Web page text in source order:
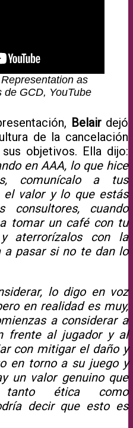
as
de GCD, YouTube
Belairdejó
de la cancelación
objetivos. Ella dijo:
en AAA, lo que hice
comunícalo a tus
valor y lo que estás
consultores, cuando
tomar un café con tu
aterrorízalos con la
a pasar si no te dan lo
lo digo en voz
en realidad es muy,
a considerar a
frente al jugador y al
con mitigar el daño y
en torno a su juego y
un valor genuino que
tanto ética como
decir que esto es